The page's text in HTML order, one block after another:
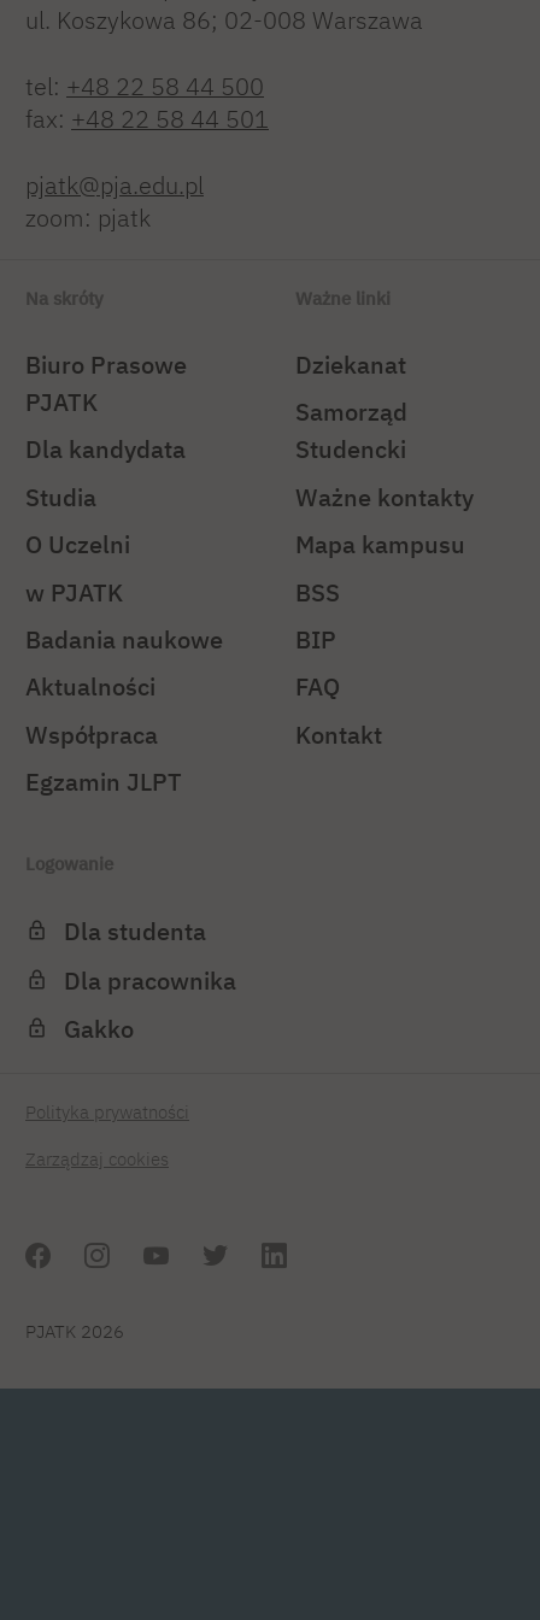
ul. Koszykowa 86; 02-008 Warszawa
tel: +48 22 58 44 500
fax: +48 22 58 44 501
pjatk@pja.edu.pl
zoom: pjatk
Na skróty
Biuro Prasowe
PJATK
Dla kandydata
Studia
O Uczelni
w PJATK
Badania naukowe
Aktualności
Współpraca
Egzamin JLPT
Ważne linki
Dziekanat
Samorząd
Studencki
Ważne kontakty
Mapa kampusu
BSS
BIP
FAQ
Kontakt
Logowanie
Dla studenta
Dla pracownika
Gakko
Polityka prywatności
Zarządzaj cookies
PJATK 2026